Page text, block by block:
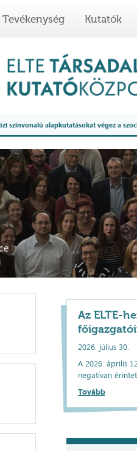
Tevékenység Kutatók
színvonalú alapkutatásokat végez a
Az ELTE-
2026. július 30.
A 2026. április
negatívan
Tovább